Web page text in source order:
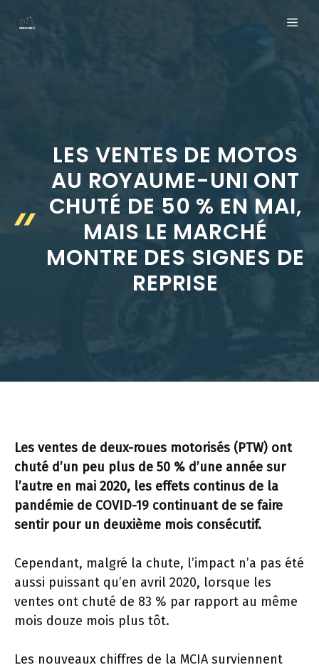
LES VENTES DE MOTOS
AU ROYAUME-UNI ONT
CHUTÉ DE 50 % EN MAI,
MAIS LE MARCHÉ
MONTRE DES SIGNES DE
REPRISE
Les ventes de deux-roues motorisés (PTW) ont
chuté d’un peu plus de 50 % d’une année sur
l’autre en mai 2020, les effets continus de la
pandémie de COVID-19 continuant de se faire
sentir pour un deuxième mois consécutif.
Cependant, malgré la chute, l’impact n’a pas été
aussi puissant qu’en avril 2020, lorsque les
ventes ont chuté de 83 % par rapport au même
mois douze mois plus tôt.
Les nouveaux chiffres de la MCIA surviennent